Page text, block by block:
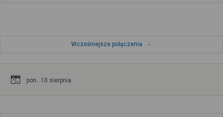
Wcześniejsze połączenia
pon.. 10 sierpnia